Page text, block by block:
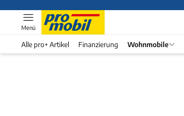
Menü
Alle pro+ Artikel Finanzierung Wohnmobile